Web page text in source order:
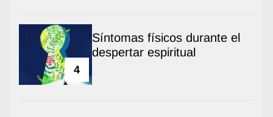
4
Síntomas físicos durante el
despertar espiritual